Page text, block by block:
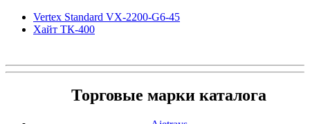
Vertex Standard VX-2200-G6-45
Хайт ТК-400
Торговые марки каталога